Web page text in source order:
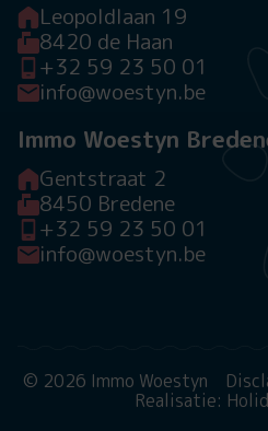
Leopoldlaan 19
8420 de Haan
+32 59 23 50 01
info@woestyn.be
Immo Woestyn
Gentstraat 2
8450 Bredene
+32 59 23 50 01
info@woestyn.be
© 2026 Immo Woestyn
Realisatie: